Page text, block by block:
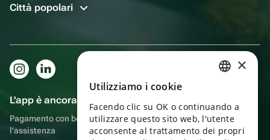
Città popolari
L'app è ancora più comoda!
Pagamento con bonus, autoconsegna, comoda chat con
l'assistenza
ENGLISH
UKRAINIAN
×
Utilizziamo i cookie
Facendo clic su OK o continuando a
utilizzare questo sito web, l'utente
acconsente al trattamento dei propri